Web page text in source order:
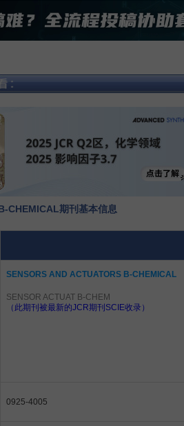
CHEMICAL期刊基本信息
SENSORS AND ACTUATORS B-CHEMICAL
SENSOR ACTUAT B-CHEM
（此期刊被最新的JCR期刊SCIE收录）
0925-4005